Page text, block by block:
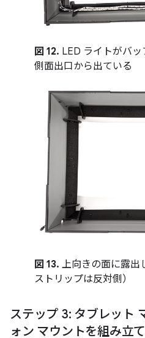
図 12. LED ライトがバッ
側面出口から出ている
図 13. 上向きの面に露出
ストリップは反対側）
ステップ 3: タブレット
ォン マウントを組み立